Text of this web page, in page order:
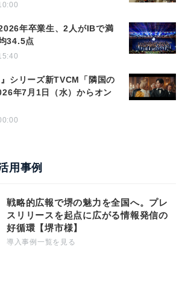
年卒業生、2人がIBで満
34.5点
』シリーズ新TVCM「隣国の
年7月1日（水）からオン
用事例
戦略的広報で堺の魅力を全国へ。プレ
スリリースを起点に広がる情報発信の
好循環【堺市様】
導入事例一覧を見る